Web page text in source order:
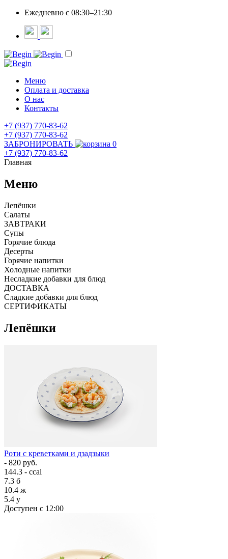
Ежедневно c 08:30–21:30
Меню
Оплата и доставка
О нас
Контакты
+7 (937) 770-83-62
+7 (937) 770-83-62
ЗАБРОНИРОВАТЬ
0
+7 (937) 770-83-62
Главная
Меню
Лепёшки
Салаты
ЗАВТРАКИ
Супы
Горячие блюда
Десерты
Горячие напитки
Холодные напитки
Несладкие добавки для блюд
ДОСТАВКА
Сладкие добавки для блюд
СЕРТИФИКАТЫ
Лепёшки
Роти с креветками и дзадзыки
- 820 руб.
144.3 - ccal
7.3 б
10.4 ж
5.4 у
Доступен с 12:00